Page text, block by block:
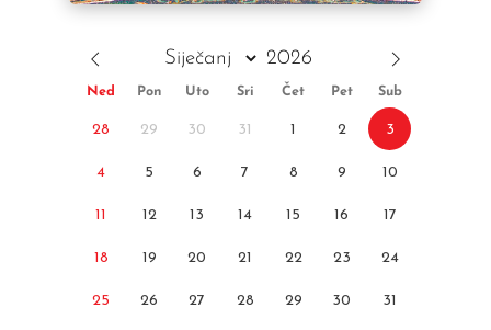
Ned Pon Uto Sri Čet Pet Sub
28 29 30 31 1 2 3
4 5 6 7 8 9 10
11 12 13 14 15 16 17
18 19 20 21 22 23 24
25 26 27 28 29 30 31